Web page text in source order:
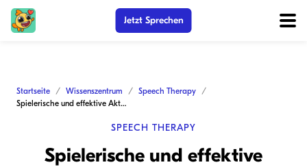
Jetzt Sprechen
Startseite Wissenszentrum
Speech Therapy
Spielerische und effektive Aktivitäten der integrierten Sprachtherapie
SPEECH THERAPY
Spielerische und effektive